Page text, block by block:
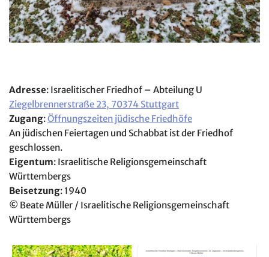
Adresse: Israelitischer Friedhof – Abteilung U
Ziegelbrennerstraße 23, 70374 Stuttgart
Zugang:Öffnungszeiten jüdische Friedhöfe
An jüdischen Feiertagen und Schabbat ist der Friedhof
geschlossen.
Eigentum: Israelitische Religionsgemeinschaft
Württembergs
Beisetzung: 1940
© Beate Müller / Israelitische Religionsgemeinschaft
Württembergs